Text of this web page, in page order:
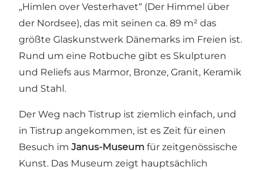
„Himlen over Vesterhavet“ (Der Himmel über
der Nordsee), das mit seinen ca. 89 m² das
größte Glaskunstwerk Dänemarks im Freien ist.
Rund um eine Rotbuche gibt es Skulpturen
und Reliefs aus Marmor, Bronze, Granit, Keramik
und Stahl.
Der Weg nach Tistrup ist ziemlich einfach, und
in Tistrup angekommen, ist es Zeit für einen
Besuch im Janus-Museum für zeitgenössische
Kunst. Das Museum zeigt hauptsächlich